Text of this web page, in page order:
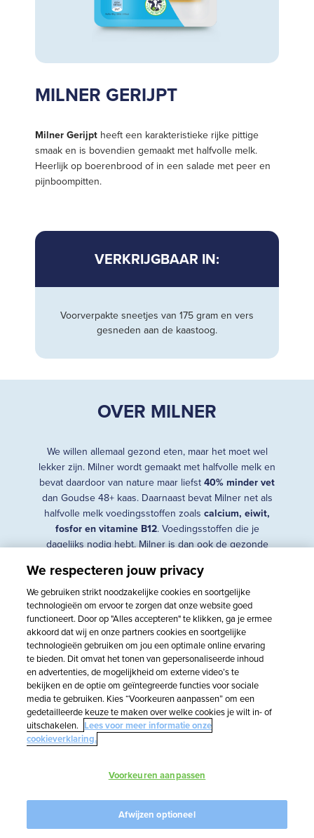
MILNER GERIJPT
Milner Gerijpt heeft een karakteristieke rijke pittige
smaak en is bovendien gemaakt met halfvolle melk.
Heerlijk op boerenbrood of in een salade met peer en
pijnboompitten.
VERKRIJGBAAR IN:
Voorverpakte sneetjes van 175 gram en vers
gesneden aan de kaastoog.
OVER MILNER
We willen allemaal gezond eten, maar het moet wel
lekker zijn. Milner wordt gemaakt met halfvolle melk en
bevat daardoor van nature maar liefst 40% minder vet
dan Goudse 48+ kaas. Daarnaast bevat Milner net als
halfvolle melk voedingsstoffen zoals calcium, eiwit,
fosfor en vitamine B12. Voedingsstoffen die je
dagelijks nodig hebt. Milner is dan ook de gezonde
WEIDEMELK
Milner wordt gemaakt met halfvolle
weidemelk. Dat is melk afkomstig van
koeien die 120 dagen per jaar minimaal
We respecteren jouw privacy
We gebruiken strikt noodzakelijke cookies en soortgelijke
technologieën om ervoor te zorgen dat onze website goed
functioneert. Door op "Alles accepteren" te klikken, ga je ermee
akkoord dat wij en onze partners cookies en soortgelijke
technologieën gebruiken om jou een optimale online ervaring
te bieden. Dit omvat het tonen van gepersonaliseerde inhoud
en advertenties, de mogelijkheid om externe video’s te
bekijken en de optie om geïntegreerde functies voor sociale
media te gebruiken. Kies “Voorkeuren aanpassen” om een
gedetailleerde keuze te maken over welke cookies je wilt in- of
uitschakelen. Lees voor meer informatie onze
cookieverklaring.
Voorkeuren aanpassen
Afwijzen optioneel